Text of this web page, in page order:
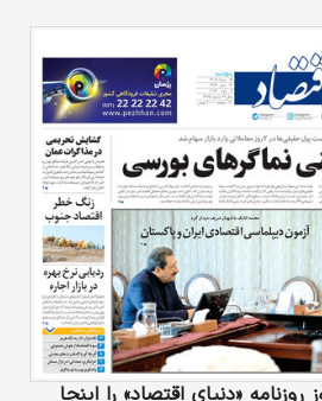
«دنیای‌ اقتصاد» را اینجا